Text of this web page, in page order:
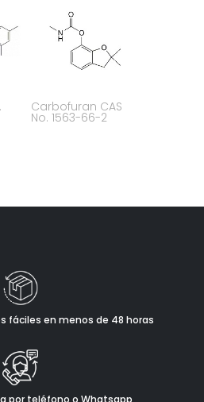
Carbofuran CAS
No. 1563-66-2
fáciles en menos de 48 horas